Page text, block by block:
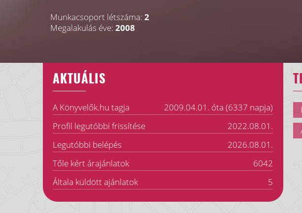
Munkacsoport létszáma: 2
Megalakulás éve: 2008
AKTUÁLIS
A Könyvelők.hu tagja
2009.04.01. óta (6337 napja)
Profil legutóbbi frissítése
2022.08.01.
Legutóbbi belépés
2026.08.01.
Tőle kért árajánlatok
6042
Általa küldött ajánlatok
5